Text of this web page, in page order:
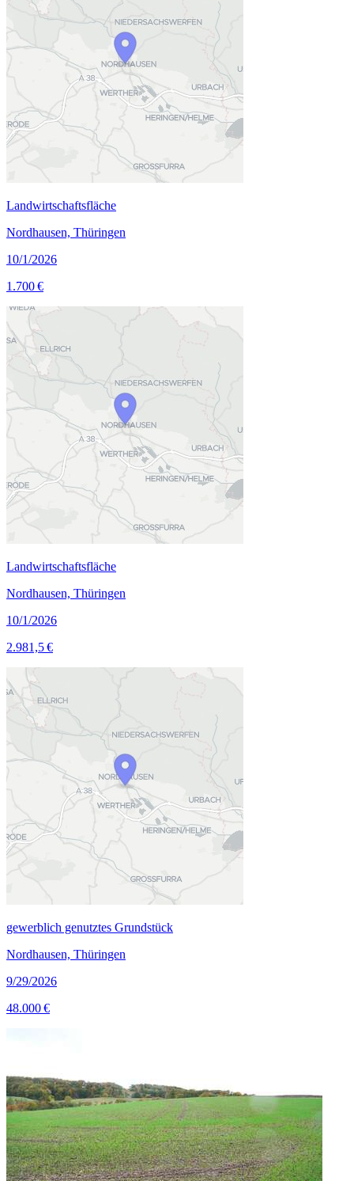
Landwirtschaftsfläche
Nordhausen, Thüringen
10/1/2026
1.700 €
Landwirtschaftsfläche
Nordhausen, Thüringen
10/1/2026
2.981,5 €
gewerblich genutztes Grundstück
Nordhausen, Thüringen
9/29/2026
48.000 €